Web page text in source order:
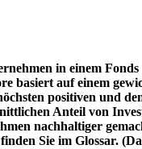
in einem
basiert auf einem
positiven und
Anteil von
nachhaltiger
Sie im Glossar.